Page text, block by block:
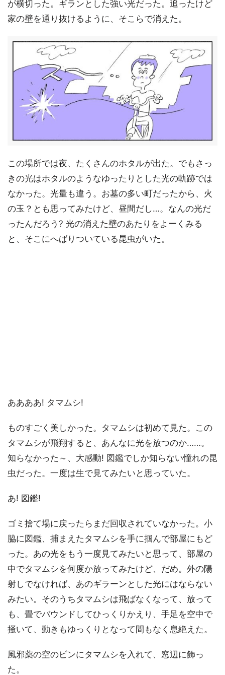
が横切った。ギランとした強い光だった。追ったけど
家の壁を通り抜けるように、そこらで消えた。
この場所では夜、たくさんのホタルが出た。でもさっ
きの光はホタルのようなゆったりとした光の軌跡では
なかった。光量も違う。お墓の多い町だったから、火
の玉？とも思ってみたけど、昼間だし…。なんの光だ
ったんだろう? 光の消えた壁のあたりをよーくみる
と、そこにへばりついている昆虫がいた。
ああああ! タマムシ!
ものすごく美しかった。タマムシは初めて見た。この
タマムシが飛翔すると、あんなに光を放つのか……。
知らなかった～、大感動! 図鑑でしか知らない憧れの昆
虫だった。一度は生で見てみたいと思っていた。
あ! 図鑑!
ゴミ捨て場に戻ったらまだ回収されていなかった。小
脇に図鑑、捕まえたタマムシを手に掴んで部屋にもど
った。あの光をもう一度見てみたいと思って、部屋の
中でタマムシを何度か放ってみたけど、だめ。外の陽
射しでなければ、あのギラーンとした光にはならない
みたい。そのうちタマムシは飛ばなくなって、放って
も、畳でバウンドしてひっくりかえり、手足を空中で
掻いて、動きもゆっくりとなって間もなく息絶えた。
風邪薬の空のビンにタマムシを入れて、窓辺に飾っ
た。